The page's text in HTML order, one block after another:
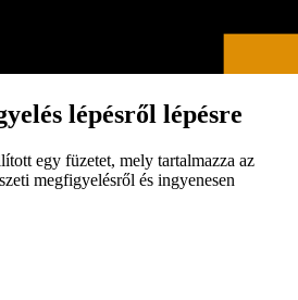
lépésről lépésre
egy füzetet, mely tartalmazza az
megfigyelésről és ingyenesen